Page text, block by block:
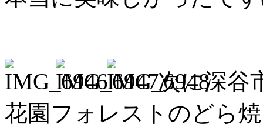
次に深谷
花園フォレストのどら